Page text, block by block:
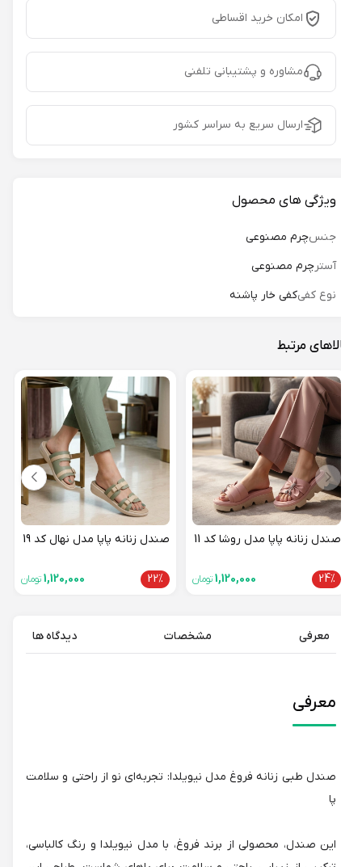
امکان خرید اقساطی
مشاوره و پشتیبانی تلفنی
ارسال سریع به سراسر کشور
ویژگی های محصول
جنسچرم مصنوعی
آسترچرم مصنوعی
نوع کفی کفی خار پاشنه
مرتبط
صندل زنانه پاپا مدل روشا کد 11
24%
1,120,000تومان
صندل زنانه پاپا مدل نهال کد 19
22%
1,120,000تومان
معرفی مشخصات دیدگاه ها
معرفی
صندل طبی زنانه فروغ مدل نیویلدا: تجربه‌ای نو از راحتی و سلامت
این صندل، محصولی از برند فروغ، با مدل نیویلدا و رنگ کالباسی،